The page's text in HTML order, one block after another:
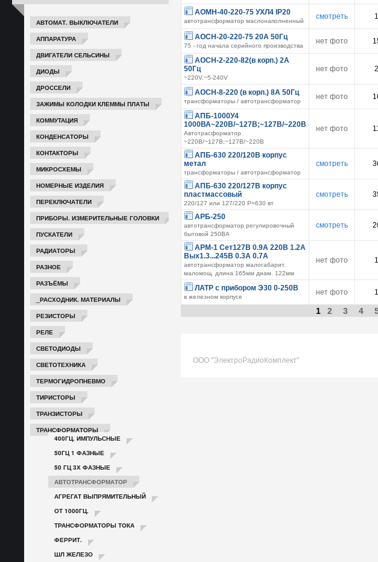
АВТОМАТ. ВЫКЛЮЧАТЕЛИ
АППАРАТУРА
ДВИГАТЕЛИ СЕЛЬСИНЫ
ДИОДЫ
ДРОССЕЛИ
ЗАЖИМЫ КОЛОДКИ КЛЕММЫ ПЛАТЫ
КОММУТАЦИЯ
КОНДЕНСАТОРЫ
КОНТАКТОРЫ
МИКРОСХЕМЫ
НОМЕРНЫЕ ИЗДЕЛИЯ
ПЕРЕКЛЮЧАТЕЛИ
ПРИБОРЫ. ИЗМЕРИТЕЛЬНЫЕ ГОЛОВКИ
ПУСКАТЕЛИ
РАДИАТОРЫ
РАЗНОЕ
РАЗЪЁМЫ
_РАСХОДНИК. МАТЕРИАЛЫ
РЕЗИСТОРЫ
РЕЛЕ
СВЕТОДИОДЫ
СВЕТОТЕХНИКА
ТЕРМОГИДРОПНЕВМО
ТИРИСТОРЫ
ТРАНЗИСТОРЫ
ТРАНСФОРМАТОРЫ
400ГЦ. ИМПУЛЬСНЫЕ
50ГЦ 1 ФАЗНЫЕ
50 ГЦ 3Х ФАЗНЫЕ
АВТОТРАНСФОРМАТОР
АГРЕГАТ ВЫПРЯМИТЕЛЬНЫЙ
ОТ 1000ГЦ.
ТРАНСФОРМАТОРЫ ТОКА
ФЕРРИТ.
ШЛ ЖЕЛЕЗО
АОМН-40-220-75 УХЛ4 IP20
автотрансформатор маслонаполненный
смотреть 1
АОСН-20-220-75 20А 50Гц
75 - год начала серийного производства
нет фото
АОСН-2-220-82(в корп.) 2А
50Гц
~220V.~5-240V
нет фото 2
АОСН-8-220 (в корп.) 8А 50Гц
трансформаторы / автотрансформатор
нет фото
АПБ-1000У4
1000ВА~220В/~127В;~127В/~220В
Автотрасформатор
~220В/~127В;~127В/~220В
нет фото
АПБ-630 220/120В корпус
метал
трансформаторы / автотрансформатор
смотреть
АПБ-630 220/127В корпус
пластмассовый
220/127 или 127/220 P=630 вт
смотреть
АРБ-250
автотрансформатор регулировочный
бытовой 250ВА
смотреть
АРМ-1 Сет127В 0.9А 220В 1.2А
Вых1.3...245В 0.3А 0.7А
автотрансформатор малогабарит.
маломощ. длина 165мм диам. 122мм
нет фото 1
ЛАТР с прибором Э30 0-250В
в железном корпусе
нет фото 1
1 2 3 4
ООО "ЭлектроРадиоКомплект"